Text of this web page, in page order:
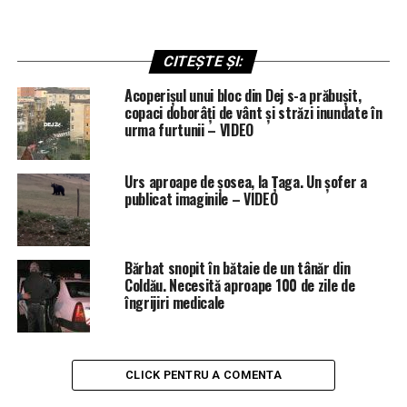
CITEȘTE ȘI:
Acoperișul unui bloc din Dej s-a prăbușit,
copaci doborâți de vânt și străzi inundate în
urma furtunii – VIDEO
Urs aproape de șosea, la Țaga. Un șofer a
publicat imaginile – VIDEO
Bărbat snopit în bătaie de un tânăr din
Coldău. Necesită aproape 100 de zile de
îngrijiri medicale
CLICK PENTRU A COMENTA